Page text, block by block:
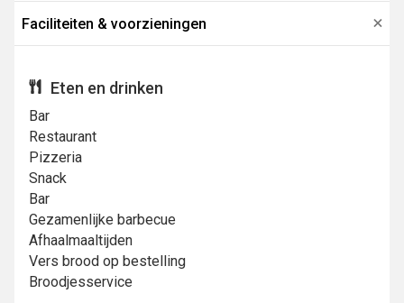
Faciliteiten & voorzieningen
Eten en drinken
Bar
Restaurant
Pizzeria
Snack
Bar
Gezamenlijke barbecue
Afhaalmaaltijden
Vers brood op bestelling
Broodjesservice